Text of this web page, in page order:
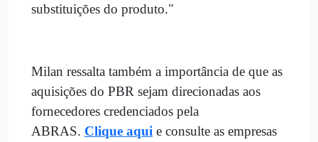
substituições do produto."
Milan ressalta também a importância de que as
aquisições do PBR sejam direcionadas aos
fornecedores credenciados pela
ABRAS. Clique aqui e consulte as empresas